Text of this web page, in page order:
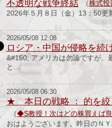
ン
カ
ジ
ノ
etc-
不透明な戦争終結 （株式
2026年５月８日（金）13：50
2026/05/08 12:08
ロシア・中国が侵略を続
&#160; アメリカは勿論ですが、
と…
2026/05/08 06:30
★ 本日の戦略 ： 的を絞
（◆S教授！次はどの株買えば
おはようございます。昨日のＮ